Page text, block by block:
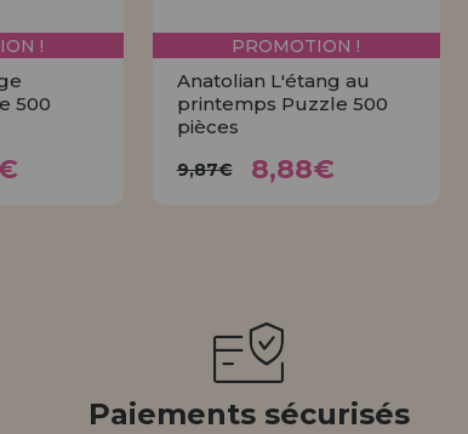
!
500
PROMOTION !
Anatolian L'étang au
printemps Puzzle 500
pièces
9,87€ 8,88€
Paiements sécurisés